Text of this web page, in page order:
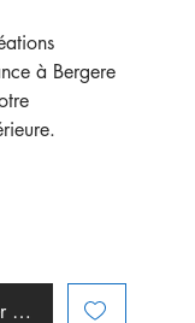
à Bergere
payer